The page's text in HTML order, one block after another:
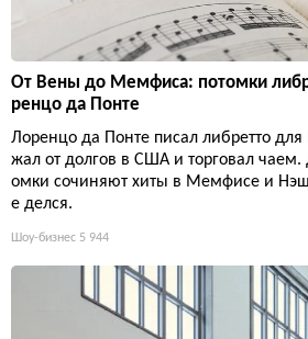
От Вены до Мемфиса: потомки
ренцо да Понте
Лоренцо да Понте писал либретто
жал от долгов в США и торговал чаем.
омки сочиняют хиты в Мемфисе и
е делся.
Шоу-бизнес 5 944